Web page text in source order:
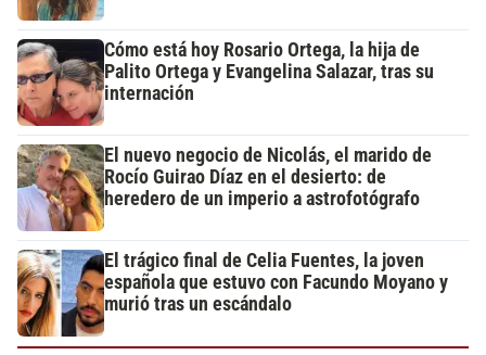
Cómo está hoy Rosario Ortega, la hija de
Palito Ortega y Evangelina Salazar, tras su
internación
El nuevo negocio de Nicolás, el marido de
Rocío Guirao Díaz en el desierto: de
heredero de un imperio a astrofotógrafo
El trágico final de Celia Fuentes, la joven
española que estuvo con Facundo Moyano y
murió tras un escándalo